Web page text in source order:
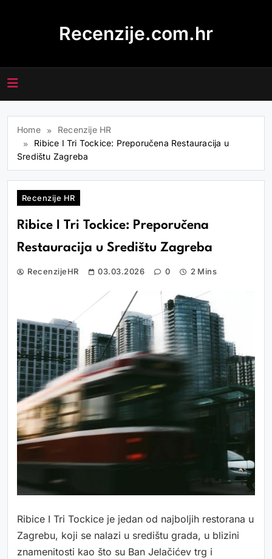
Recenzije.com.hr
Home
Recenzije HR
Ribice I Tri Tockice: Preporučena Restauracija u
Središtu Zagreba
Recenzije HR
Ribice I Tri Tockice: Preporučena
Restauracija u Središtu Zagreba
RecenzijeHR 03.03.2026 0 2 Mins
Ribice I Tri Tockice je jedan od najboljih restorana u
Zagrebu, koji se nalazi u središtu grada, u blizini
znamenitosti kao što su Ban Jelačićev trg i